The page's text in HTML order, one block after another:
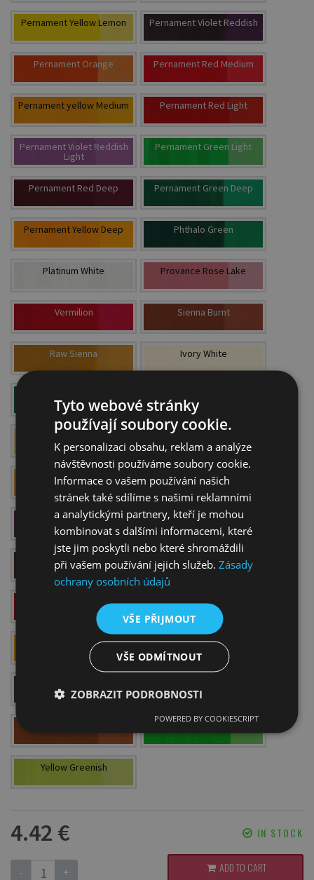
Pernament Yellow Lemon Pernament Violet Reddish
Pernament Orange Pernament Red Medium
Pernament yellow Medium Pernament Red Light
Pernament Violet Reddish
Light
Pernament Green Light
Pernament Red Deep Pernament Green Deep
Pernament Yellow Deep Phthalo Green
Platinum White Provance Rose Lake
Vermilion Sienna Burnt
Raw Sienna Ivory White
Light Gold Titanium White
Deep Gold Turquoise Green
Ultramarine Violet Ultramarine
Burnt Umber Raw Umber
Primary red - Magenta Primary blue - Cyan
Primary Yellow Sap Green
Yellowish Green
Yellow Greenish
4.42 € IN STOCK
- + ADD TO CART
Tyto webové stránky
používají soubory cookie.
K personalizaci obsahu, reklam a analýze
návštěvnosti používáme soubory cookie.
Informace o vašem používání našich
stránek také sdílíme s našimi reklamními
a analytickými partnery, kteří je mohou
kombinovat s dalšími informacemi, které
jste jim poskytli nebo které shromáždili
při vašem používání jejich služeb.Zásady
ochrany osobních údajů
VŠE PŘIJMOUT
VŠE ODMÍTNOUT
ZOBRAZIT PODROBNOSTI
POWERED BY COOKIESCRIPT